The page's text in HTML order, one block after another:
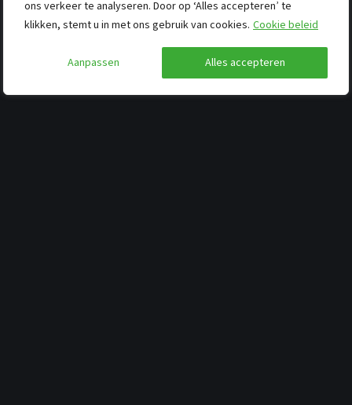
ons verkeer te analyseren. Door op ‘Alles accepteren’ te
klikken, stemt u in met ons gebruik van cookies. Cookie beleid
Aanpassen Alles accepteren